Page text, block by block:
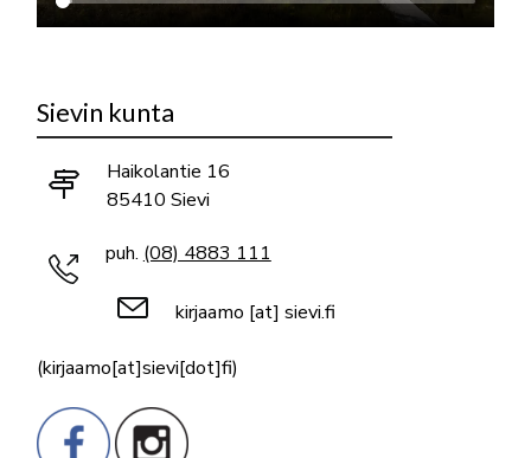
Sievin kunta
Haikolantie 16
85410 Sievi
puh. (08) 4883 111
kirjaamo [at] sievi.fi
(kirjaamo[at]sievi[dot]fi)